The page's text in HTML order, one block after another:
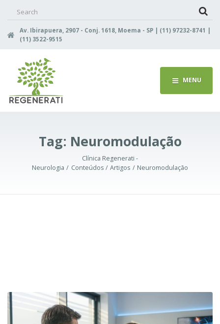
Av. Ibirapuera, 2907 - Conj. 1618, Moema - SP | (11) 97232-8741 |
(11) 3522-9515
MENU
Tag: Neuromodulação
Clínica Regenerati -
Neurologia
Conteúdos Artigos Neuromodulação